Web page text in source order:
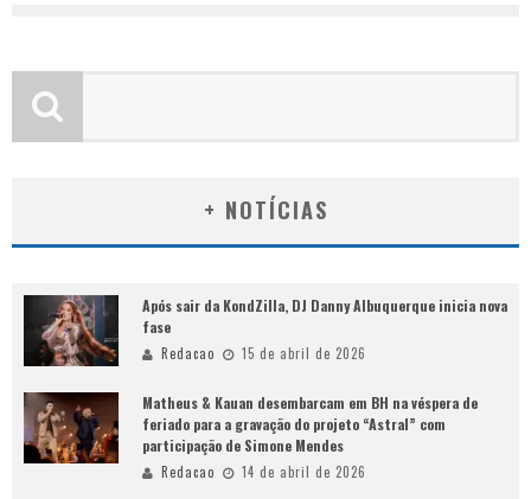
+ NOTÍCIAS
Após sair da KondZilla, DJ Danny Albuquerque inicia nova
fase
Redacao 15 de abril de 2026
Matheus & Kauan desembarcam em BH na véspera de
feriado para a gravação do projeto “Astral” com
participação de Simone Mendes
Redacao 14 de abril de 2026